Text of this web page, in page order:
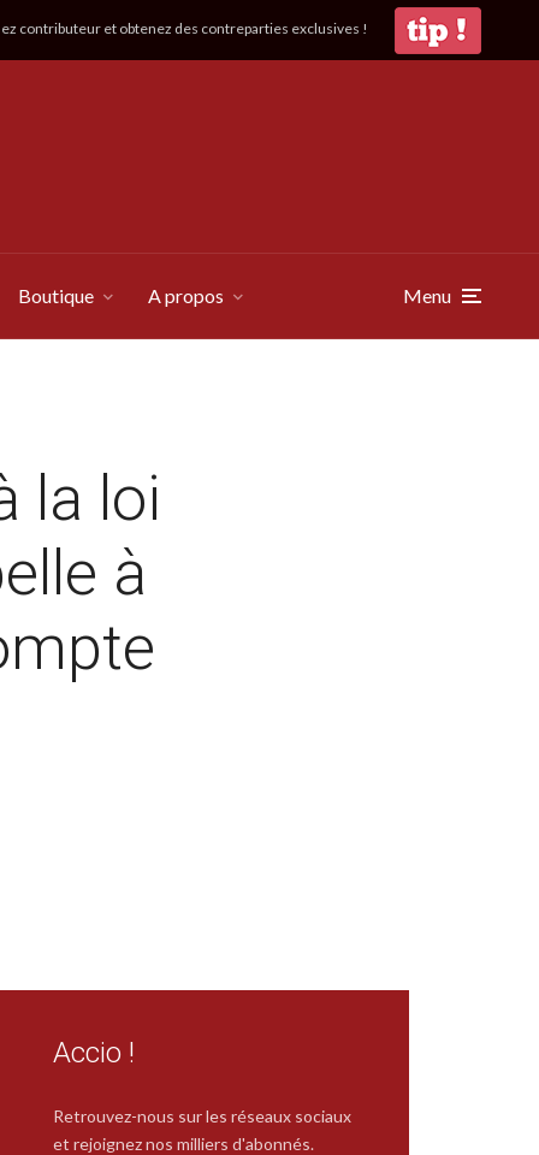
contributeur et obtenez des contreparties exclusives !
Boutique A propos Menu
la loi
à
Accio !
Retrouvez-nous sur les réseaux sociaux
et rejoignez nos milliers d'abonnés.